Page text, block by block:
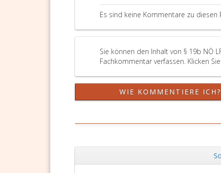
Es sind keine Kommentare zu diesen
Sie können den Inhalt von § 19b NÖ
Fachkommentar verfassen. Klicken
WIE KOMMENTIERE ICH?